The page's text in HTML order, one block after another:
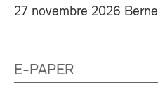
27 novembre 2026 Berne
E-PAPER